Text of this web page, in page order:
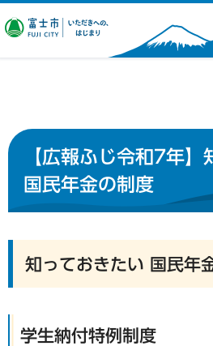
富士市 いただ
【広報ふじ令和7年】
国民年金の制度
知っておきたい 国民年
学生納付特例制度